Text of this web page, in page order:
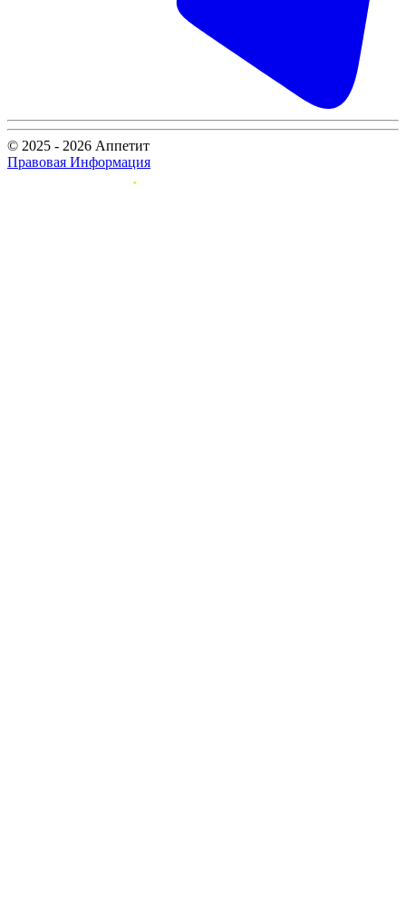
© 2025 - 2026 Аппетит
Правовая Информация